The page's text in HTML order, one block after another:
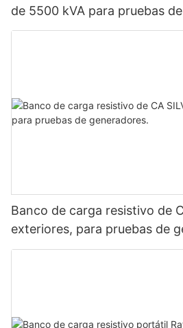
de 5500 kVA para pruebas
redes eléctricas y energías
Banco de carga resistivo de
exteriores, para pruebas de